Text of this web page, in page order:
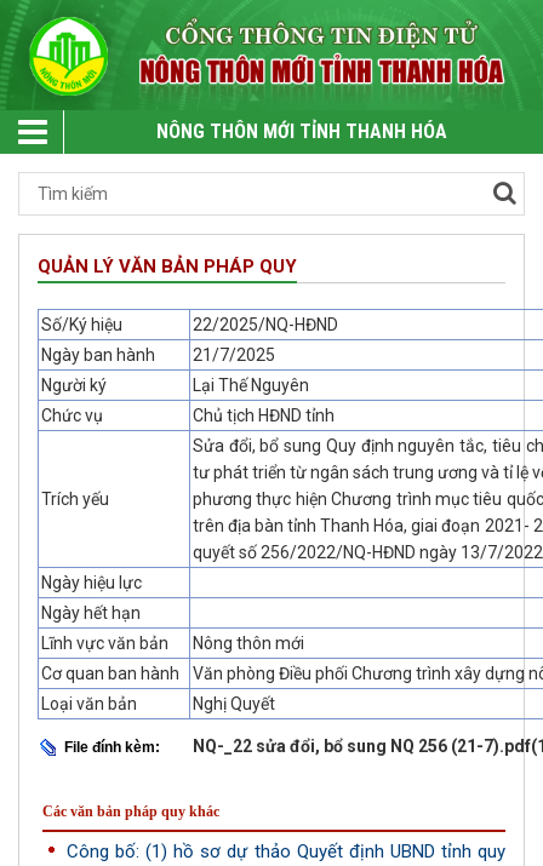
NÔNG THÔN MỚI TỈNH THANH HÓA
QUẢN LÝ VĂN BẢN PHÁP QUY
Số/Ký hiệu
22/2025/NQ-HĐND
Ngày ban hành
21/7/2025
Người ký
Lại Thế Nguyên
Chức vụ
Chủ tịch HĐND tỉnh
Trích yếu
Sửa đổi, bổ sung Quy định nguyên tắc, tiêu
tư phát triển từ ngân sách trung ương và tỉ lệ
phương thực hiện Chương trình mục tiêu
trên địa bàn tỉnh Thanh Hóa, giai đoạn 2021-
quyết số 256/2022/NQ-HĐND ngày 13/7/
Ngày hiệu lực
Ngày hết hạn
Lĩnh vực văn bản
Nông thôn mới
Cơ quan ban hành
Văn phòng Điều phối Chương trình xây dựng
Loại văn bản
Nghị Quyết
File đính kèm: NQ-_22 sửa đổi, bổ sung NQ 256 (21-
Các văn bản pháp quy khác
Công bố: (1) hồ sơ dự thảo Quyết định UBND tỉnh quy